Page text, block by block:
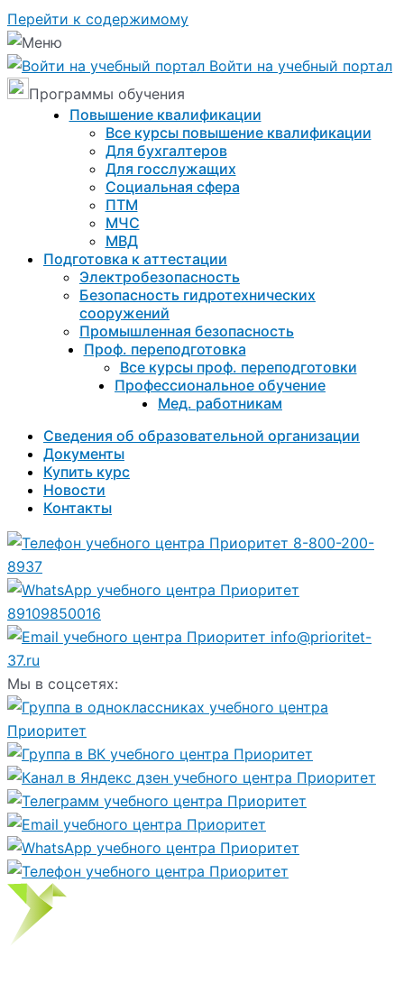
Перейти к содержимому
Войти на учебный портал
Программы обучения
Повышение квалификации
Все курсы повышение квалификации
Для бухгалтеров
Для госслужащих
Социальная сфера
ПТМ
МЧС
МВД
Подготовка к aттестации
Электробезопасность
Безопасность гидротехнических
сооружений
Промышленная безопасность
Проф. переподготовка
Все курсы проф. переподготовки
Профессиональное обучение
Мед. работникам
Сведения об образовательной организации
Документы
Купить курс
Новости
Контакты
8-800-200-
8937
89109850016
info@prioritet-
37.ru
Мы в соцсетях: